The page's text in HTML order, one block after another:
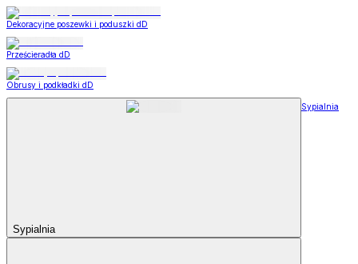
Dekoracyjne poszewki i poduszki dD
Prześcieradła dD
Obrusy i podkładki dD
Sypialnia
Sypialnia